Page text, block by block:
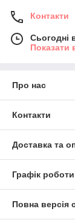
Контакти
Сьогодні
Показати
Про нас
Контакти
Доставка та
Графік роботи
Повна версія